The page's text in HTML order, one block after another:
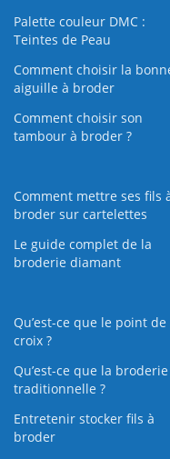
Palette couleur DMC :
Teintes de Peau
Comment choisir la
aiguille à broder
Comment choisir son
tambour à broder ?
Comment mettre ses fils
broder sur cartelettes
Le guide complet de la
broderie diamant
Qu’est-ce que le point de
croix ?
Qu’est-ce que la broderie
traditionnelle ?
Entretenir stocker fils à
broder